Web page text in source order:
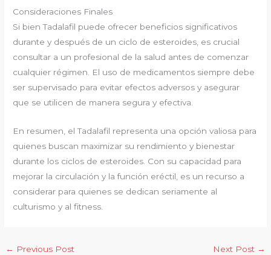
Consideraciones Finales
Si bien Tadalafil puede ofrecer beneficios significativos
durante y después de un ciclo de esteroides, es crucial
consultar a un profesional de la salud antes de comenzar
cualquier régimen. El uso de medicamentos siempre debe
ser supervisado para evitar efectos adversos y asegurar
que se utilicen de manera segura y efectiva.
En resumen, el Tadalafil representa una opción valiosa para
quienes buscan maximizar su rendimiento y bienestar
durante los ciclos de esteroides. Con su capacidad para
mejorar la circulación y la función eréctil, es un recurso a
considerar para quienes se dedican seriamente al
culturismo y al fitness.
← Previous Post Next Post →